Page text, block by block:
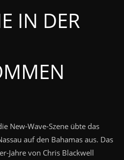
IN DER
New-Wave-Szene übte das
auf den Bahamas aus. Das
Jahre von Chris Blackwell